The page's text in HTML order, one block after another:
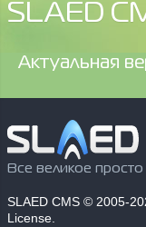
SLAED
Aктуальная
Все великое просто
SLAED CMS © 2005-
License.